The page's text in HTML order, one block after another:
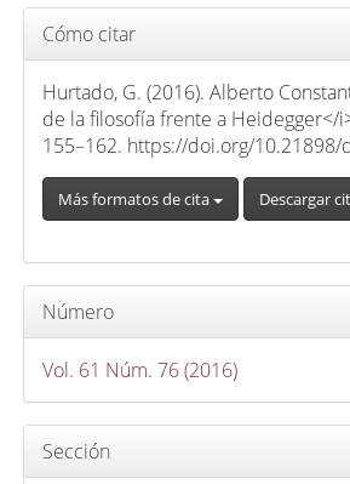
i
p
r
í
u
l
Detalles
del
artículo
Cómo citar
Hurtado, G. (2016). Alberto
de la filosofía frente a Heidegger</
155–162. https://doi.org/10.21898/
Más formatos de cita Descargar
Número
Vol. 61 Núm. 76 (2016)
Sección